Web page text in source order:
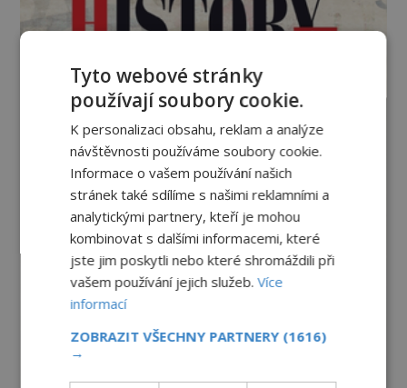
Tyto webové stránky
používají soubory cookie.
K personalizaci obsahu, reklam a analýze
návštěvnosti používáme soubory cookie.
Informace o vašem používání našich
stránek také sdílíme s našimi reklamními a
analytickými partnery, kteří je mohou
kombinovat s dalšími informacemi, které
jste jim poskytli nebo které shromáždili při
vašem používání jejich služeb.Více
informací
ZOBRAZIT VŠECHNY PARTNERY (1616)
→